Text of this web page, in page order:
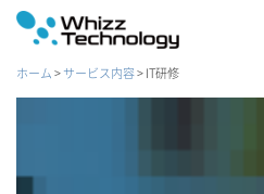
ホーム>サービス内容>IT研修